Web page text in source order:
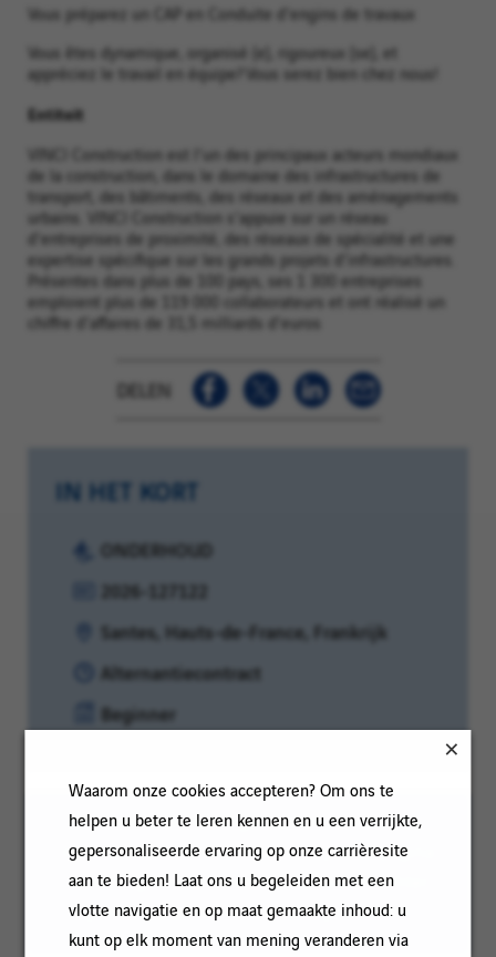
Waarom onze cookies accepteren? Om ons te
helpen u beter te leren kennen en u een verrijkte,
gepersonaliseerde ervaring op onze carrièresite
aan te bieden! Laat ons u begeleiden met een
vlotte navigatie en op maat gemaakte inhoud: u
kunt op elk moment van mening veranderen via
IN HET KORT
Categorie:
ONDERHOUD
Referentie:
2026-127122
Klantcode:
Locatie:
Santes, Hauts-de-France, Frankrijk
Contracttype:
Alternantiecontract
Ervaringsniveau:
Beginner
Om het lezen te vergemakkelijken kan de
meervoudsvorm voor mannen op deze pagina
worden gebruikt; onze vacatures zijn echter
gericht op personen van alle geslachten
Vous préparez un CAP en Conduite d'engins de travaux
Vous êtes dynamique, organisé (e), rigoureux (se), et
appréciez le travail en équipe? Vous serez bien chez nous!
Entiteit
VINCI Construction est l'un des principaux acteurs mondiaux
de la construction, dans le domaine des infrastructures de
transport, des bâtiments, des réseaux et des aménagements
urbains. VINCI Construction s'appuie sur un réseau
d'entreprises de proximité, des réseaux de spécialité et une
expertise spécifique sur les grands projets d'infrastructures.
Présentes dans plus de 100 pays, ses 1 300 entreprises
emploient plus de 119 000 collaborateurs et ont réalisé un
chiffre d'affaires de 31,5 milliards d'euros
DELEN